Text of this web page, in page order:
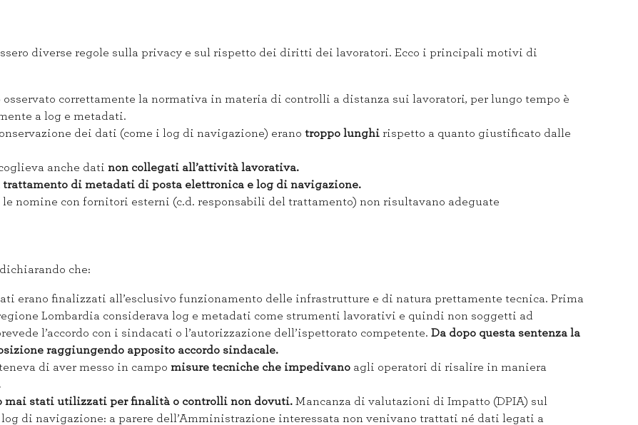
diverse regole sulla privacy e sul rispetto dei diritti dei lavoratori. Ecco i principali motivi di
correttamente la normativa in materia di controlli a distanza sui lavoratori, per lungo tempo è
a log e metadati.
dei dati (come i log di navigazione) erano troppo lunghirispetto a quanto giustificato dalle
anche dati non collegati all’attività lavorativa.
di metadati di posta elettronica e log di navigazione.
le nomine con fornitori esterni (c.d. responsabili del trattamento) non risultavano adeguate
che:
erano finalizzati all’esclusivo funzionamento delle infrastrutture e di natura prettamente tecnica. Prima
Lombardia considerava log e metadati come strumenti lavorativi e quindi non soggetti ad
l’accordo con i sindacati o l’autorizzazione dell’ispettorato competente. Da dopo questa sentenza la
raggiungendo apposito accordo sindacale.
di aver messo in campo misure tecniche che impedivanoagli operatori di risalire in maniera
mai stati utilizzati per finalità o controlli non dovuti.Mancanza di valutazioni di Impatto (DPIA) sul
di navigazione: a parere dell’Amministrazione interessata non venivano trattati né dati legati a